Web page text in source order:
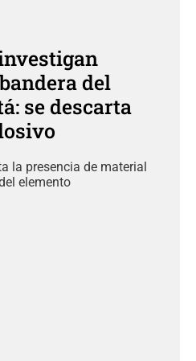
del
se descarta
la presencia de material
elemento